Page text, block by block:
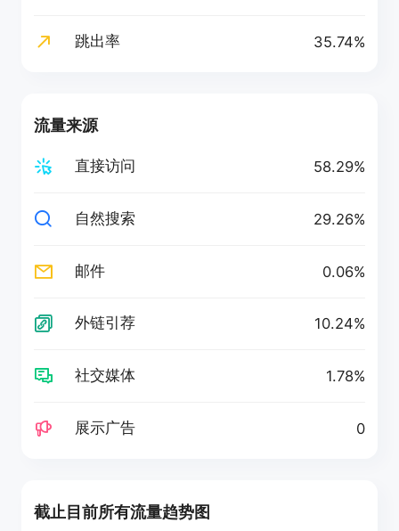
跳出率 35.74%
流量来源
直接访问 58.29%
自然搜索 29.26%
邮件 0.06%
外链引荐 10.24%
社交媒体 1.78%
展示广告 0
截止目前所有流量趋势图